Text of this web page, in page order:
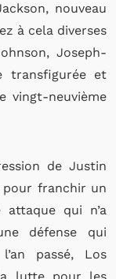
nouveau
à cela diverses
Joseph-
transfigurée et
vingt-neuvième
de Justin
pour franchir un
attaque qui n’a
défense qui
passé, Los